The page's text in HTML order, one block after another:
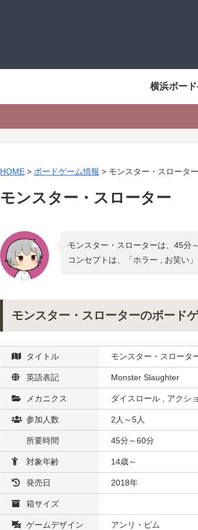
横浜ボー
HOME > ボードゲーム情報 > モンスター・スローター
モンスター・スローター
モンスター・スローターは、45分
コンセプトは、「ホラー , お笑い
モンスター・スローターのボード
タイトル モンスター・スロータ
英語表記 Monster Slaughter
メカニクス ダイスロール , アクシ
参加人数 2人～5人
所要時間 45分～60分
対象年齢 14歳～
発売日 2018年
箱サイズ
ゲームデザイン アンリ・ピム